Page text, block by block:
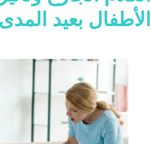
الأطفال بعيد المدى